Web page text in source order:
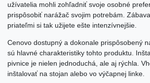
užívatelia mohli zohľadniť svoje osobné
prispôsobiť narážač svojim potrebám.
priateľmi si tak užijete ešte intenzívnejšie.
Cenovo dostupný a dokonale prispôsobený
sú hlavné charakteristiky tohto produktu.
pivnice je nielen jednoduchá, ale aj rýchla.
inštalovať na stojan alebo vo výčapnej linke.